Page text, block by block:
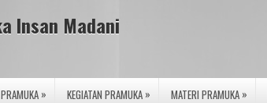
Insan Madani
PRAMUKA » KEGIATAN PRAMUKA » MATERI PRAMUKA »